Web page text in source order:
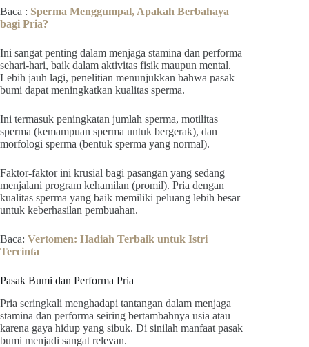
Baca : Sperma Menggumpal, Apakah Berbahaya
bagi Pria?
Ini sangat penting dalam menjaga stamina dan performa
sehari-hari, baik dalam aktivitas fisik maupun mental.
Lebih jauh lagi, penelitian menunjukkan bahwa pasak
bumi dapat meningkatkan kualitas sperma.
Ini termasuk peningkatan jumlah sperma, motilitas
sperma (kemampuan sperma untuk bergerak), dan
morfologi sperma (bentuk sperma yang normal).
Faktor-faktor ini krusial bagi pasangan yang sedang
menjalani program kehamilan (promil). Pria dengan
kualitas sperma yang baik memiliki peluang lebih besar
untuk keberhasilan pembuahan.
Baca: Vertomen: Hadiah Terbaik untuk Istri
Tercinta
Pasak Bumi dan Performa Pria
Pria seringkali menghadapi tantangan dalam menjaga
stamina dan performa seiring bertambahnya usia atau
karena gaya hidup yang sibuk. Di sinilah manfaat pasak
bumi menjadi sangat relevan.